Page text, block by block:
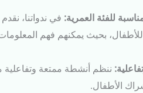
للفئة العمرية: في ندواتنا،
للأطفال، بحيث يمكنهم فهم
ننظم أنشطة ممتعة وتفاعلية
الأطفال.